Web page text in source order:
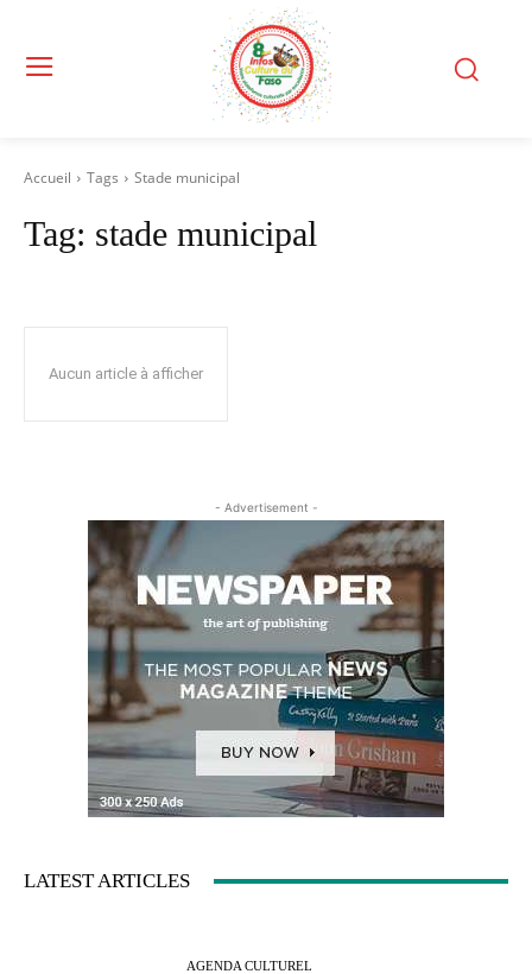
Accueil Tags Stade municipal
Tag: stade municipal
Aucun article à afficher
- Advertisement -
LATEST ARTICLES
AGENDA CULTUREL